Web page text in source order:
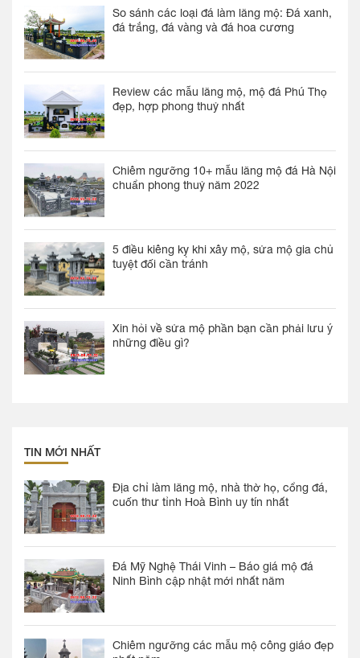
So sánh các loại đá làm lăng mộ: Đá xanh,
đá trắng, đá vàng và đá hoa cương
Review các mẫu lăng mộ, mộ đá Phú Thọ
đẹp, hợp phong thuỷ nhất
Chiêm ngưỡng 10+ mẫu lăng mộ đá Hà Nội
chuẩn phong thuỷ năm 2022
5 điều kiêng kỵ khi xây mộ, sửa mộ gia chủ
tuyệt đối cần tránh
Xin hỏi về sửa mộ phần bạn cần phải lưu ý
những điều gì?
TIN MỚI NHẤT
Địa chỉ làm lăng mộ, nhà thờ họ, cổng đá,
cuốn thư tỉnh Hoà Bình uy tín nhất
Đá Mỹ Nghệ Thái Vinh – Báo giá mộ đá
Ninh Bình cập nhật mới nhất năm
Chiêm ngưỡng các mẫu mộ công giáo đẹp